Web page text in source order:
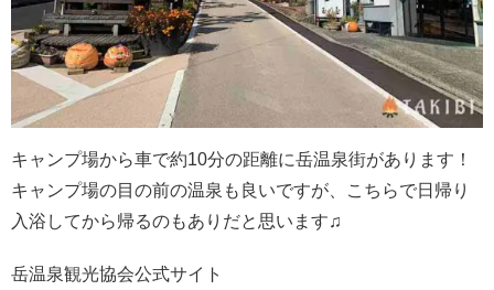
キャンプ場から車で約10分の距離に岳温泉街があります！
キャンプ場の目の前の温泉も良いですが、こちらで日帰り
入浴してから帰るのもありだと思います♫
岳温泉観光協会公式サイト